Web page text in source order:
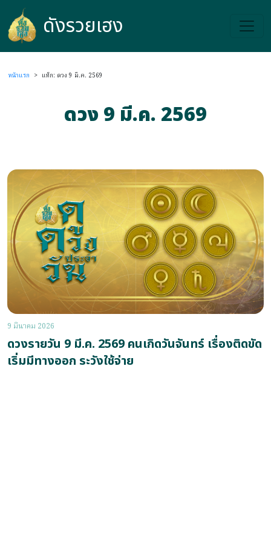
ดังรวยเฮง
ดังรวยเฮง
หน้าแรก > แท็ก: ดวง 9 มี.ค. 2569
ดวง 9 มี.ค. 2569
9 มีนาคม 2026
ดวงรายวัน 9 มี.ค. 2569 คนเกิดวันจันทร์ เรื่องติดขัด
เริ่มมีทางออก ระวังใช้จ่าย